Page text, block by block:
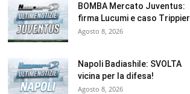
BOMBA Mercato Juventus:
firma Lucumi e caso Trippier
Agosto 8, 2026
Napoli Badiashile: SVOLTA
vicina per la difesa!
Agosto 8, 2026